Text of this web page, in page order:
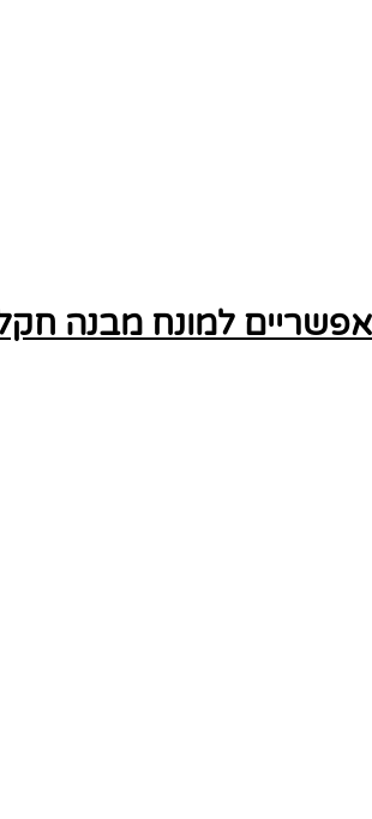
למונח מבנה